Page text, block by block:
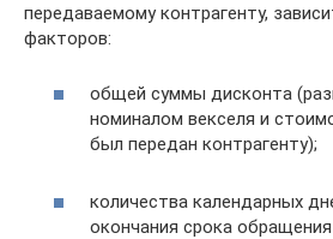
передаваемому контрагенту,
факторов:
общей суммы дисконта
номиналом векселя и
был передан контрагенту);
количества календарных
окончания срока